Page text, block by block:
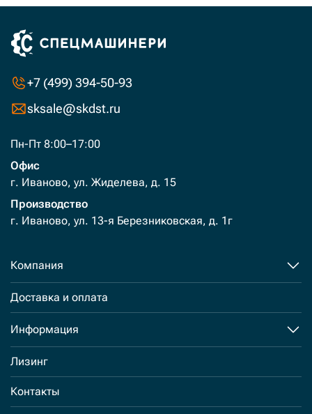
+7 (499) 394-50-93
sksale@skdst.ru
Пн-Пт 8:00–17:00
Офис
г. Иваново, ул. Жиделева, д. 15
Производство
г. Иваново, ул. 13-я Березниковская, д. 1г
Компания
Доставка и оплата
Информация
Лизинг
Контакты